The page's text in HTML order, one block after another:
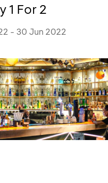
1 For 2
- 30 Jun 2022